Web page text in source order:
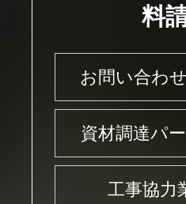
料
お問い合わ
資材調達パ
工事協力